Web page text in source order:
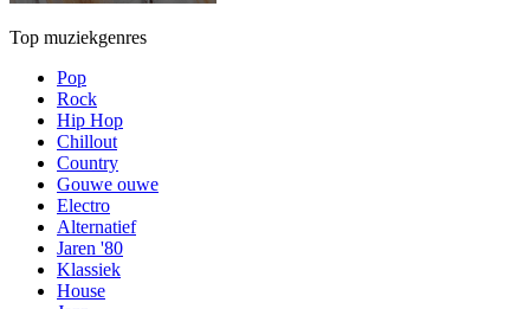
Top muziekgenres
Pop
Rock
Hip Hop
Chillout
Country
Gouwe ouwe
Electro
Alternatief
Jaren '80
Klassiek
House